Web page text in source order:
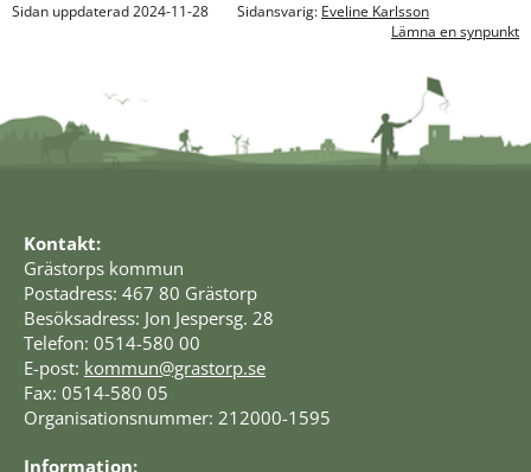
Sidan uppdaterad 2024-11-28 Sidansvarig: Eveline Karlsson
Lämna en synpunkt
Kontakt:
Grästorps kommun
Postadress: 467 80 Grästorp
Besöksadress: Jon Jespersg. 28
Telefon: 0514-580 00
E-post: kommun@grastorp.se
Fax: 0514-580 05
Organisationsnummer: 212000-1595
Information: